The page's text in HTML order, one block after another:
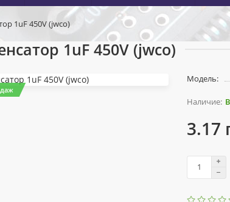
1uF 450V (jwco)
1uF 450V (jwco)
Модель:
3.17